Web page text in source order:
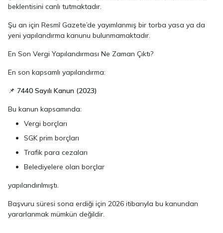
beklentisini canlı tutmaktadır.
Şu an için Resmî Gazete’de yayımlanmış bir torba yasa ya da
yeni yapılandırma kanunu bulunmamaktadır.
En Son Vergi Yapılandırması Ne Zaman Çıktı?
En son kapsamlı yapılandırma:
📌 7440 Sayılı Kanun (2023)
Bu kanun kapsamında:
Vergi borçları
SGK prim borçları
Trafik para cezaları
Belediyelere olan borçlar
yapılandırılmıştı.
Başvuru süresi sona erdiği için 2026 itibarıyla bu kanundan
yararlanmak mümkün değildir.